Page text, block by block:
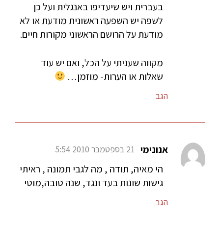
בעברית ויש שיעדיפו באנגלית ועל כן
לשפה יש השפעה ראשונית מודעת או לא
מודעת על הרושם הראשוני מקורות חיים.
מקווה שעניתי על הכל, ואם יש עוד
שאלות או הערות- מוזמן…
הגב
אנונימי 21 בספטמבר 2010 5:54
הי מאיה, תודה , מה לגבי תמונה , ראיתי
גישות שונות בעד ונגד, שנה טובה,מוטי
הגב